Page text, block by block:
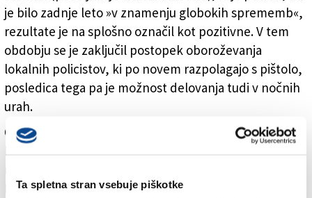
Ta spletna stran vsebuje piškotke
je bilo zadnje leto »v znamenju globokih sprememb«,
rezultate je na splošno označil kot pozitivne. V tem
obdobju se je zaključil postopek oboroževanja
lokalnih policistov, ki po novem razpolagajo s pištolo,
posledica tega pa je možnost delovanja tudi v nočnih
urah.
Omenil je tudi nekaj izstopajočih dejanj, za katere
bodo lokalni policisti na današnjem dogodku
Maurizio Benco, Alessandro Zecchin, Francesco